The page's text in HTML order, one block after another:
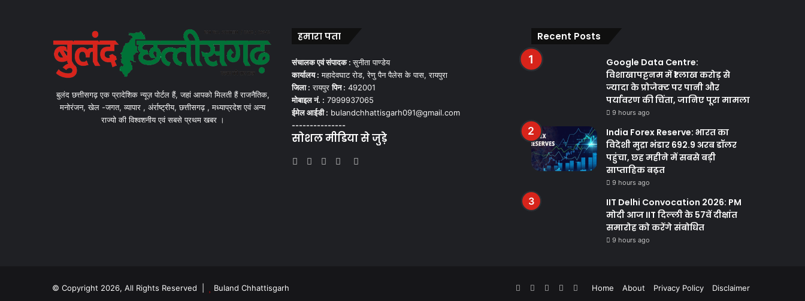
बुलंद छत्तीसगढ़ एक प्रादेशिक न्यूज़ पोर्टल हैं, जहां आपको मिलती हैं राजनैतिक,
मनोरंजन, खेल -जगत, व्यापार , अंर्राष्ट्रीय, छत्तीसगढ़ , मध्याप्रदेश एवं अन्य
राज्यो की विश्वशनीय एवं सबसे प्रथम खबर ।
हमारा पता
संचालक एवं संपादक :सुनीता पाण्डेय
कार्यालय : महादेवघाट रोड, रेणु पैन पैलेस के पास, रायपुरा
जिला : रायपुरपिन : 492001
मोबाइल नं. : 7999937065
ईमेल आईडी : bulandchhattisgarh091@gmail.com
---------------
सोशल मीडिया से जुड़े
Facebook
TwitterYouTubeInstagram
Recent Posts
Google Data Centre:
विशाखापट्टनम में ₹1 लाख करोड़ से
ज्यादा के प्रोजेक्ट पर पानी और
पर्यावरण की चिंता, जानिए पूरा मामला
9 hours ago
India Forex Reserve: भारत का
विदेशी मुद्रा भंडार 692.9 अरब डॉलर
पहुंचा, छह महीने में सबसे बड़ी
साप्ताहिक बढ़त
9 hours ago
IIT Delhi Convocation 2026: PM
मोदी आज IIT दिल्ली के 57वें दीक्षांत
समारोह को करेंगे संबोधित
9 hours ago
© Copyright 2026, All Rights Reserved | Buland Chhattisgarh Home About Privacy Policy Disclaimer
Facebook
TwitterYouTubeInstagram
WhatsApp